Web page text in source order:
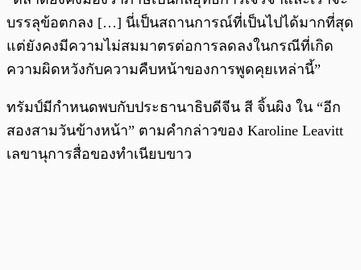
บรรลุข้อตกลง […] นี่เป็นสถานการณ์ที่เป็นไปได้มากที่สุด
แต่ยังคงมีความไม่สมมาตรต่อการลดลงในกรณีที่เกิด
ความผิดหวังกับความคืบหน้าของการพูดคุยเหล่านี้”
ทรัมป์มีกำหนดพบกับประธานาธิบดีจีน สี จิ้นผิง ใน “อีก
สองสามวันข้างหน้า” ตามคำกล่าวของ Karoline Leavitt
เลขานุการสื่อของทำเนียบขาว